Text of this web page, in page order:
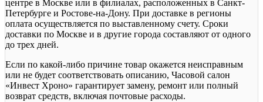
центре в Москве или в филиалах, расположенных в Санкт-
Петербурге и Ростове-на-Дону. При доставке в регионы
оплата осуществляется по выставленному счету. Сроки
доставки по Москве и в другие города составляют от одного
до трех дней.
Если по какой-либо причине товар окажется неисправным
или не будет соответствовать описанию, Часовой салон
«Инвест Хроно» гарантирует замену, ремонт или полный
возврат средств, включая почтовые расходы.